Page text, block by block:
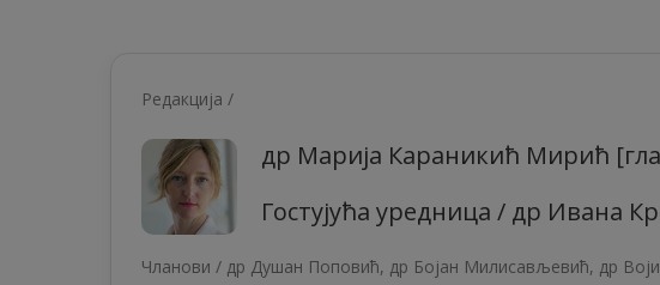
Редакција /
др Марија Караникић Мирић
Гостујућа уредница / др Ивана
Чланови / др Душан Поповић, др Бојан Милисављевић, др